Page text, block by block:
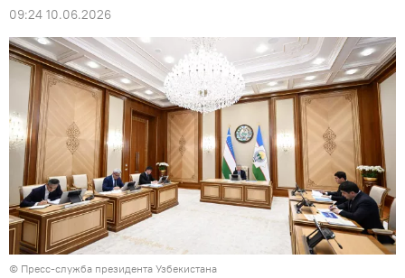
09:24 10.06.2026
© Пресс-служба президента Узбекистана